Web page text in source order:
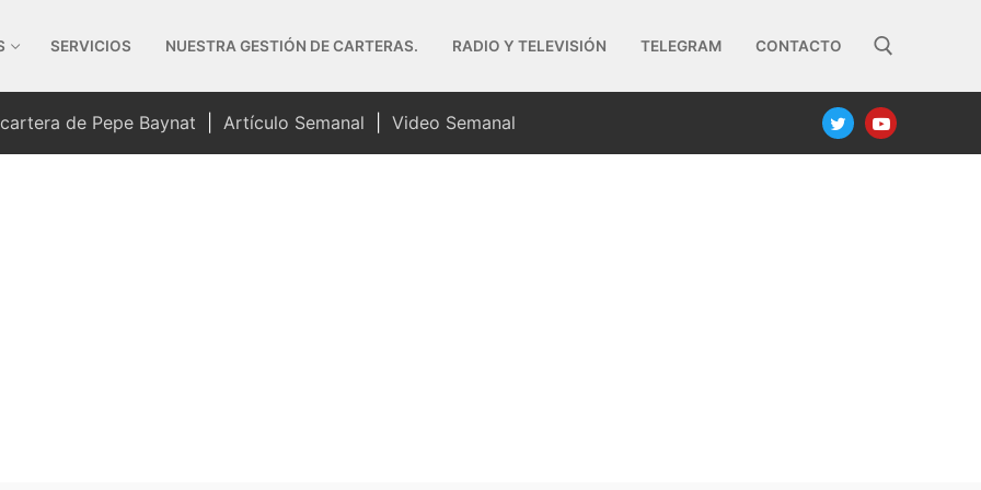
SERVICIOS NUESTRA GESTIÓN DE CARTERAS. RADIO Y TELEVISIÓN TELEGRAM CONTACTO
de Pepe Baynat Artículo Semanal Video Semanal